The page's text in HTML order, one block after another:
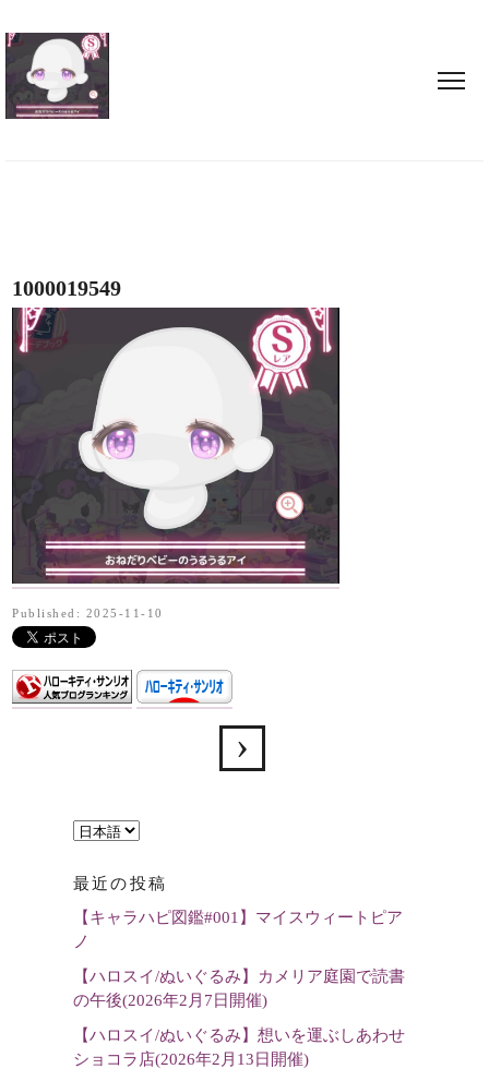
1000019549
Published: 2025-11-10
言
を
選
最近の投稿
【キャラハピ図鑑#001】マイスウィートピア
ノ
【ハロスイ/ぬいぐるみ】カメリア庭園で読書
の午後(2026年2月7日開催)
【ハロスイ/ぬいぐるみ】想いを運ぶしあわせ
ショコラ店(2026年2月13日開催)